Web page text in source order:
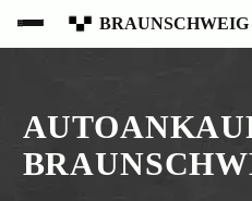
BRAUNSCHWEIG